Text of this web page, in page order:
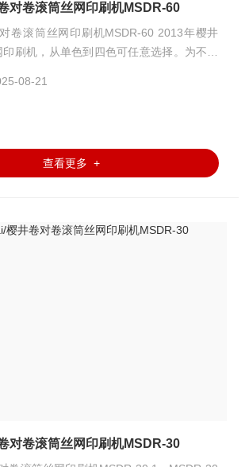
对卷滚筒丝网印刷机MSDR-60
卷滚筒丝网印刷机MSDR-60 2013年樱井
刷机，从单色到四色可任意选择。为不干
08-21
查看更多 +
对卷滚筒丝网印刷机MSDR-30